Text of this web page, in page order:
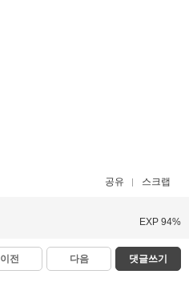
공유 스크랩
EXP 94%
이전 다음 댓글쓰기